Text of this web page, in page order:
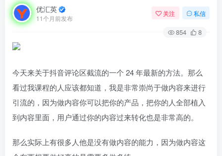
优汇英
11个月前发布
关注 私信
854 8
今天来关于抖音评论区截流的一个 24 年最新的方法。那么
看过我课程的人应该都知道，我是非常崇尚于做内容来进行
引流的，因为做内容你可以把你的产品，把你的人全部植入
到内容里面，用户通过你的内容过来转化也是非常高的。
那么实际上有很多人他是没有做内容的能力，因为做内容这